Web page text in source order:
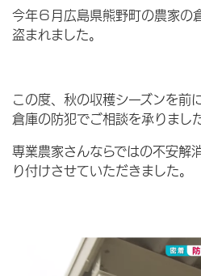
今年６月広島県熊野町の農家の
盗まれました。
この度、秋の収穫シーズンを前
倉庫の防犯でご相談を承りまし
専業農家さんならではの不安解
り付けさせていただきました。